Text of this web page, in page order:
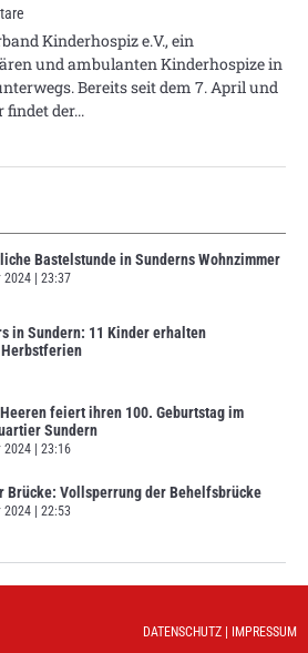
Kinderhospiz e.V., ein
und ambulanten Kinderhospize in
Bereits seit dem 7. April und
findet der
Bastelstunde in Sunderns Wohnzimmer
2024 23:37
in Sundern: 11 Kinder erhalten
feiert ihren 100. Geburtstag im
Sundern
2024 23:16
Brücke: Vollsperrung der Behelfsbrücke
2024 22:53
DATENSCHUTZ IMPRESSUM